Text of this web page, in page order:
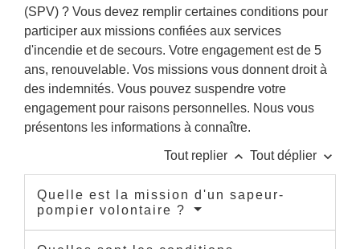
(SPV) ? Vous devez remplir certaines conditions pour
participer aux missions confiées aux services
d'incendie et de secours. Votre engagement est de 5
ans, renouvelable. Vos missions vous donnent droit à
des indemnités. Vous pouvez suspendre votre
engagement pour raisons personnelles. Nous vous
présentons les informations à connaître.
Tout replier keyboard_arrow_up Tout déplier keyboard_arrow_down
Quelle est la mission d'un sapeur-
pompier volontaire ?